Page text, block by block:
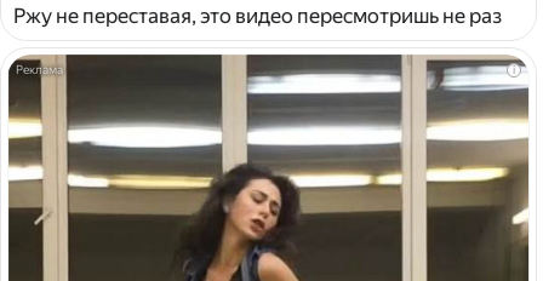
Ржу не переставая, это видео пересмотришь не раз
i